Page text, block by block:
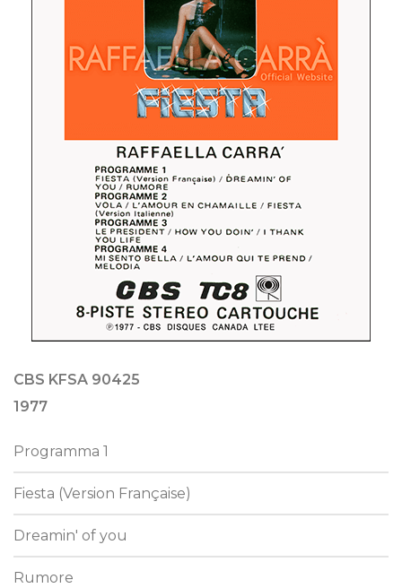
CBS KFSA 90425
1977
Programma 1
Fiesta (Version Française)
Dreamin' of you
Rumore